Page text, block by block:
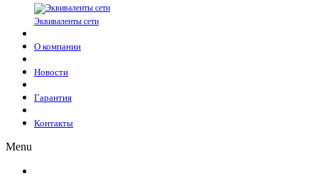
Эквиваленты сети
О компании
Новости
Гарантия
Контакты
Menu